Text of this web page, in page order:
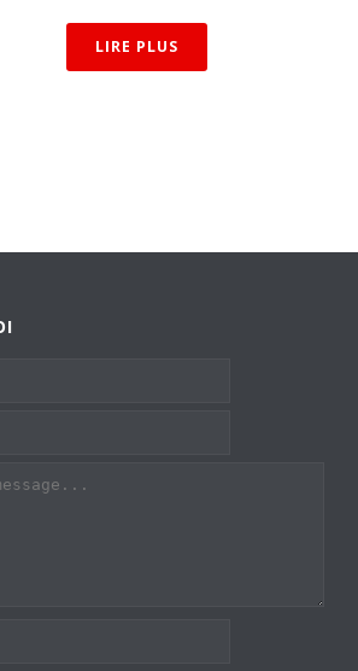
LIRE PLUS